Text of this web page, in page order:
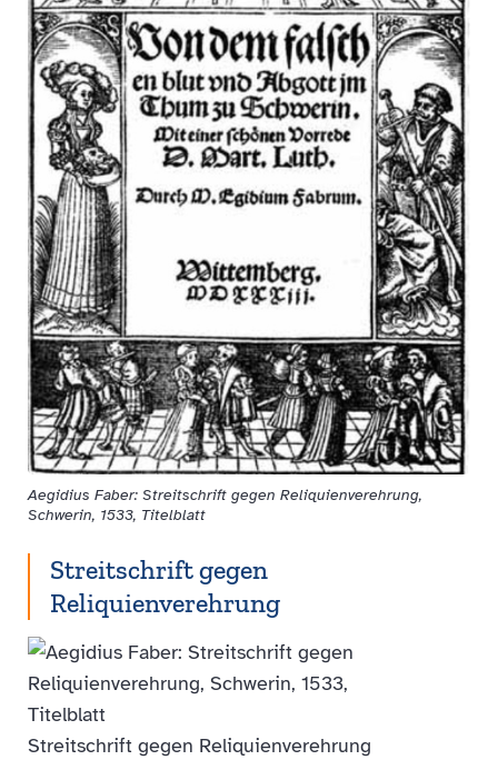
Aegidius Faber: Streitschrift gegen Reliquienverehrung,
Schwerin, 1533, Titelblatt
Streitschrift gegen
Reliquienverehrung
Streitschrift gegen Reliquienverehrung